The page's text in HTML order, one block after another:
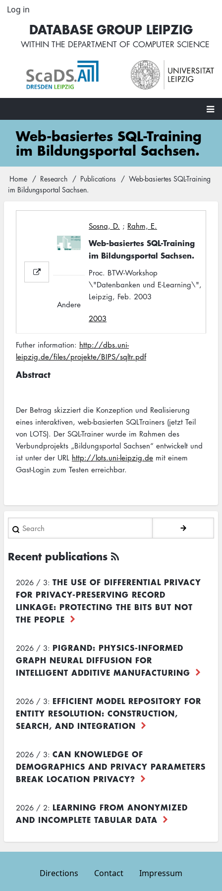
Skip
content
User
account
menu
Log in
DATABASE GROUP LEIPZIG
WITHIN THE DEPARTMENT OF COMPUTER SCIENCE
Main
navigation
Web-basiertes SQL-Training
im Bildungsportal Sachsen.
Breadcrumb
Home Research Publications
Web-basiertes SQL-Training
im Bildungsportal Sachsen.
Sosna, D. ; Rahm, E.
Web-basiertes SQL-Training
im Bildungsportal Sachsen.
Proc. BTW-Workshop
\"Datenbanken und E-Learning\",
Leipzig, Feb. 2003
2003
Andere
Futher information: http://dbs.uni-
leipzig.de/files/projekte/BIPS/sqltr.pdf
Abstract
Der Betrag skizziert die Konzeption und Realisierung
eines interaktiven, web-basierten SQLTrainers (jetzt Teil
von LOTS). Der SQL-Trainer wurde im Rahmen des
Verbundprojekts „Bildungsportal Sachsen“ entwickelt und
ist unter der URL http://lots.uni-leipzig.de mit einem
Gast-Login zum Testen erreichbar.
Search
Recent publications
2026 / 3: THE USE OF DIFFERENTIAL PRIVACY
FOR PRIVACY-PRESERVING RECORD
LINKAGE: PROTECTING THE BITS BUT NOT
THE PEOPLE
2026 / 3: PIGRAND: PHYSICS-INFORMED
GRAPH NEURAL DIFFUSION FOR
INTELLIGENT ADDITIVE MANUFACTURING
2026 / 3: EFFICIENT MODEL REPOSITORY FOR
ENTITY RESOLUTION: CONSTRUCTION,
SEARCH, AND INTEGRATION
2026 / 3: CAN KNOWLEDGE OF
DEMOGRAPHICS AND PRIVACY PARAMETERS
BREAK LOCATION PRIVACY?
2026 / 2: LEARNING FROM ANONYMIZED
AND INCOMPLETE TABULAR DATA
Directions Contact Impressum